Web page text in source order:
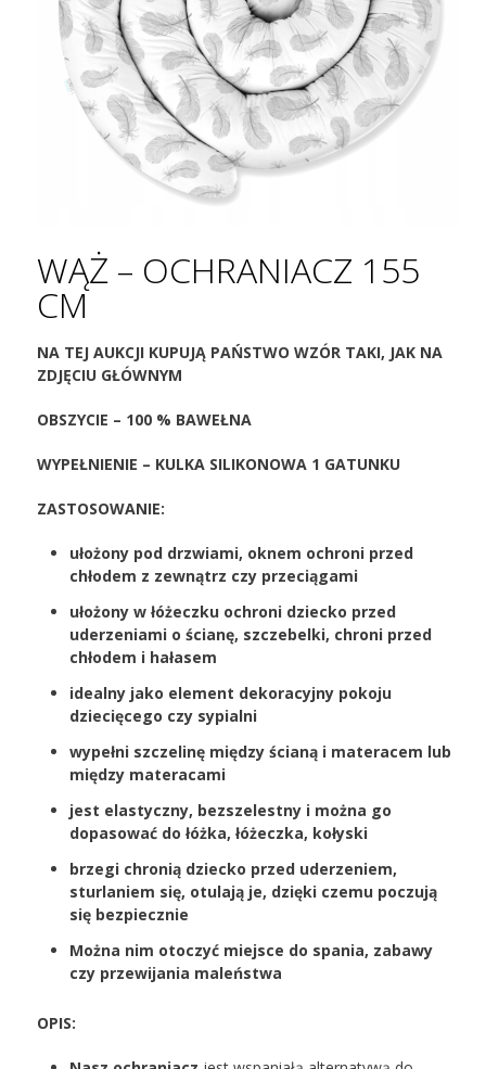
WĄŻ – OCHRANIACZ 155
CM
NA TEJ AUKCJI KUPUJĄ PAŃSTWO WZÓR TAKI, JAK NA
ZDJĘCIU GŁÓWNYM
OBSZYCIE – 100 % BAWEŁNA
WYPEŁNIENIE – KULKA SILIKONOWA 1 GATUNKU
ZASTOSOWANIE:
ułożony pod drzwiami, oknem ochroni przed
chłodem z zewnątrz czy przeciągami
ułożony w łóżeczku ochroni dziecko przed
uderzeniami o ścianę, szczebelki, chroni przed
chłodem i hałasem
idealny jako element dekoracyjny pokoju
dziecięcego czy sypialni
wypełni szczelinę między ścianą i materacem lub
między materacami
jest elastyczny, bezszelestny i można go
dopasować do łóżka, łóżeczka, kołyski
brzegi chronią dziecko przed uderzeniem,
sturlaniem się, otulają je, dzięki czemu poczują
się bezpiecznie
Można nim otoczyć miejsce do spania, zabawy
czy przewijania maleństwa
OPIS: